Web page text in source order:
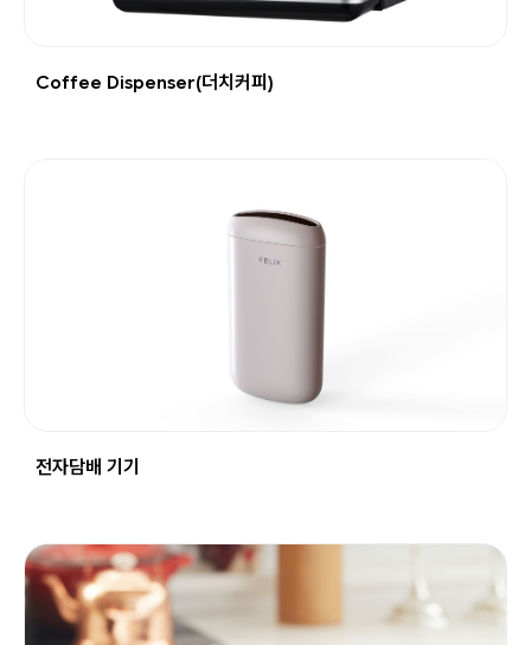
Coffee Dispenser(더치커피)
전자담배 기기